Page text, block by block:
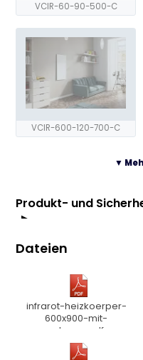
VCIR-60-90-500-C
VCIR-600-120-700-C
▼
Produkt- und
Hersteller und EU
XIMAX
Email: info@ximax.at
Produkt:
Aluminum Paneel, Weiß (mit
(Variante: VCIR-30-90-300)
Dateien
infrarot-heizkoerper-
600x900-mit-
rahmen.pdf